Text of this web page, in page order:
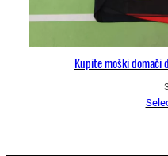
Kupite moški domači